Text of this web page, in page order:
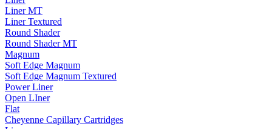
Liner MT
Liner Textured
Round Shader
Round Shader MT
Magnum
Soft Edge Magnum
Soft Edge Magnum Textured
Power Liner
Open LIner
Flat
Cheyenne Capillary Cartridges